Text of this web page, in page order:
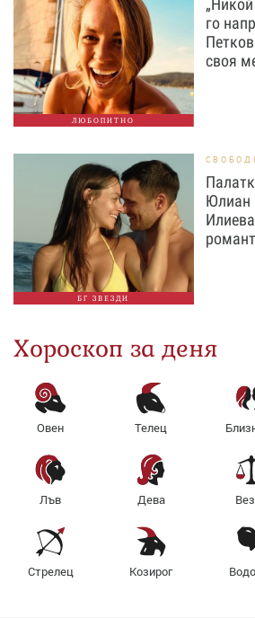
ЛЮБОПИТНО
го
своя
БГ ЗВЕЗДИ
Юлиан
Хороскоп за деня
Овен Телец
Лъв Дева
Стрелец Козирог